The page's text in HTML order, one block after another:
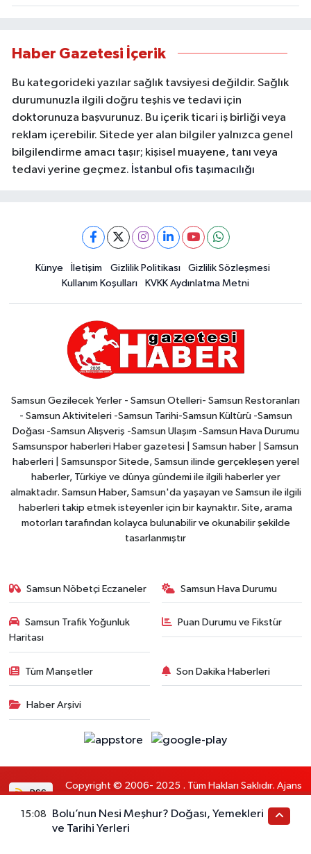
Haber Gazetesi İçerik
Bu kategorideki yazılar sağlık tavsiyesi değildir. Sağlık
durumunuzla ilgili doğru teşhis ve tedavi için
doktorunuza başvurunuz. Bu içerik ticari iş birliği veya
reklam içerebilir. Sitede yer alan bilgiler yalnızca genel
bilgilendirme amacı taşır; kişisel muayene, tanı veya
tedavi yerine geçmez. İstanbul ofis taşımacılığı
Künye İletişim Gizlilik Politikası
Gizlilik Sözleşmesi
Kullanım Koşulları
KVKK Aydınlatma Metni
Samsun Gezilecek Yerler - Samsun Otelleri- Samsun Restoranları
- Samsun Aktiviteleri -Samsun Tarihi-Samsun Kültürü -Samsun
Doğası -Samsun Alışveriş -Samsun Ulaşım -Samsun Hava Durumu
Samsunspor haberleri Haber gazetesi | Samsun haber | Samsun
haberleri | Samsunspor Sitede, Samsun ilinde gerçekleşen yerel
haberler, Türkiye ve dünya gündemi ile ilgili haberler yer
almaktadır. Samsun Haber, Samsun'da yaşayan ve Samsun ile ilgili
haberleri takip etmek isteyenler için bir kaynaktır. Site, arama
motorları tarafından kolayca bulunabilir ve okunabilir şekilde
tasarlanmıştır
Samsun Nöbetçi Eczaneler Samsun Hava Durumu
Samsun Trafik Yoğunluk
Haritası
Puan Durumu ve Fikstür
Tüm Manşetler Son Dakika Haberleri
Haber Arşivi
RSS
Copyright © 2006- 2025 . Tüm Hakları Saklıdır. Ajans
15:08
Bolu’nun Nesi Meşhur? Doğası, Yemekleri
ve Tarihi Yerleri